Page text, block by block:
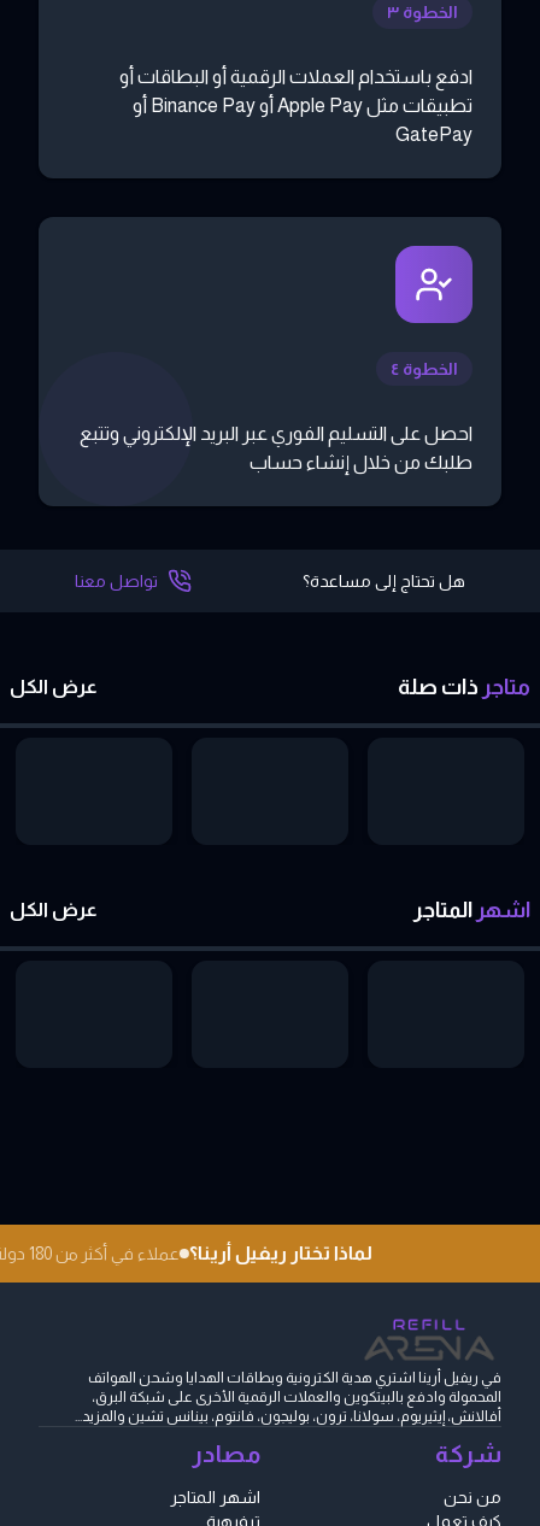
الخطوة ٣
ادفع باستخدام العملات الرقمية أو البطاقات أو
تطبيقات مثل Apple Pay أو Binance Pay أو
GatePay
الخطوة ٤
احصل على التسليم الفوري عبر البريد الإلكتروني وتتبع
طلبك من خلال إنشاء حساب
هل تحتاج إلى مساعدة؟ تواصل معنا
متاجر ذات صلة عرض الكل
اشهر المتاجر عرض الكل
لماذا تختار ريفيل أرينا؟ عملاء في أكثر من 180 دولة
في ريفيل أرينا اشتري هدية الكترونية وبطاقات الهدايا وشحن الهواتف
المحمولة وادفع بالبيتكوين والعملات الرقمية الأخرى على شبكة البرق،
أفالانش، إيثيريوم، سولانا، ترون، بوليجون، فانتوم، بينانس تشين والمزيد...
شركة
من نحن
كيف تعمل
مصادر
اشهر المتاجر
ترفيهية